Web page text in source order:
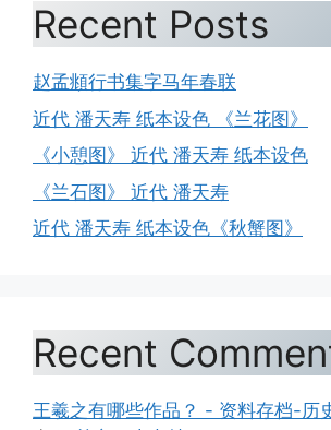
Recent Posts
赵孟頫行书集字马年春联
近代 潘天寿 纸本设色 《兰花图》
《小憩图》 近代 潘天寿 纸本设色
《兰石图》 近代 潘天寿
近代 潘天寿 纸本设色《秋蟹图》
Recent
王羲之有哪些作品？ - 资料存档-历